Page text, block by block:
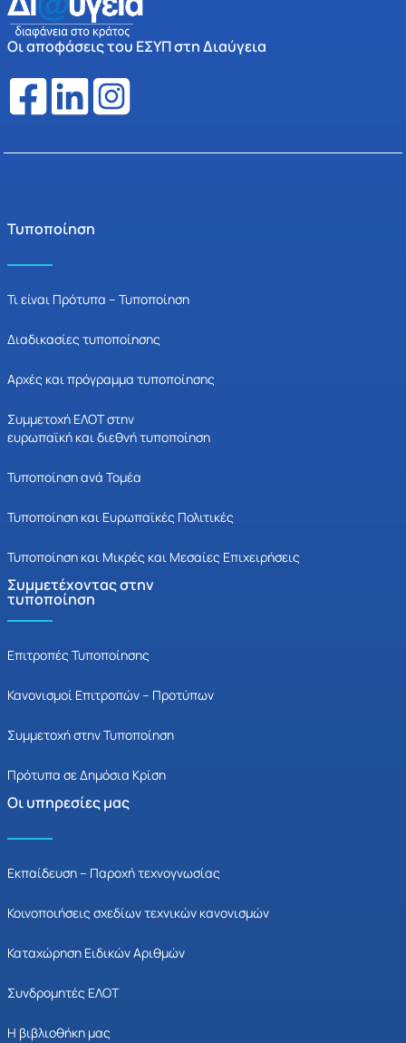
Οι αποφάσεις του ΕΣΥΠ στη Διαύγεια
Τυποποίηση
Τι είναι Πρότυπα – Τυποποίηση
Διαδικασίες τυποποίησης
Αρχές και πρόγραμμα τυποποίησης
Συμμετοχή ΕΛΟΤ στην
ευρωπαϊκή και διεθνή τυποποίηση
Τυποποίηση ανά Τομέα
Τυποποίηση και Ευρωπαϊκές Πολιτικές
Τυποποίηση και Μικρές και Μεσαίες Επιχειρήσεις
Συμμετέχοντας στην
τυποποίηση
Επιτροπές Τυποποίησης
Κανονισμοί Επιτροπών – Προτύπων
Συμμετοχή στην Τυποποίηση
Πρότυπα σε Δημόσια Κρίση
Οι υπηρεσίες μας
Εκπαίδευση – Παροχή τεχνογνωσίας
Κοινοποιήσεις σχεδίων τεχνικών κανονισμών
Καταχώρηση Ειδικών Αριθμών
Συνδρομητές ΕΛΟΤ
Η βιβλιοθήκη μας